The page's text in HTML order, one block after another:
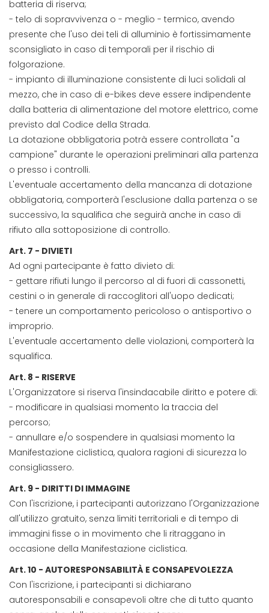
batteria di riserva;
- telo di sopravvivenza o - meglio - termico, avendo
presente che l'uso dei teli di alluminio è fortissimamente
sconsigliato in caso di temporali per il rischio di
folgorazione.
- impianto di illuminazione consistente di luci solidali al
mezzo, che in caso di e-bikes deve essere indipendente
dalla batteria di alimentazione del motore elettrico, come
previsto dal Codice della Strada.
La dotazione obbligatoria potrà essere controllata "a
campione" durante le operazioni preliminari alla partenza
o presso i controlli.
L'eventuale accertamento della mancanza di dotazione
obbligatoria, comporterà l'esclusione dalla partenza o se
successivo, la squalifica che seguirà anche in caso di
rifiuto alla sottoposizione di controllo.
Art. 7 - DIVIETI
Ad ogni partecipante è fatto divieto di:
- gettare rifiuti lungo il percorso al di fuori di cassonetti,
cestini o in generale di raccoglitori all'uopo dedicati;
- tenere un comportamento pericoloso o antisportivo o
improprio.
L'eventuale accertamento delle violazioni, comporterà la
squalifica.
Art. 8 - RISERVE
L'Organizzatore si riserva l'insindacabile diritto e potere di:
- modificare in qualsiasi momento la traccia del
percorso;
- annullare e/o sospendere in qualsiasi momento la
Manifestazione ciclistica, qualora ragioni di sicurezza lo
consigliassero.
Art. 9 - DIRITTI DI IMMAGINE
Con l'iscrizione, i partecipanti autorizzano l'Organizzazione
all'utilizzo gratuito, senza limiti territoriali e di tempo di
immagini fisse o in movimento che li ritraggano in
occasione della Manifestazione ciclistica.
Art. 10 - AUTORESPONSABILITÀ E CONSAPEVOLEZZA
Con l'iscrizione, i partecipanti si dichiarano
autoresponsabili e consapevoli oltre che di tutto quanto